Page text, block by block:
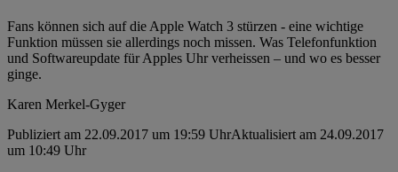
Fans können sich auf die Apple Watch 3 stürzen - eine wichtige
Funktion müssen sie allerdings noch missen. Was Telefonfunktion
und Softwareupdate für Apples Uhr verheissen – und wo es besser
ginge.
Karen Merkel-Gyger
Publiziert am 22.09.2017 um 19:59 UhrAktualisiert am 24.09.2017
um 10:49 Uhr